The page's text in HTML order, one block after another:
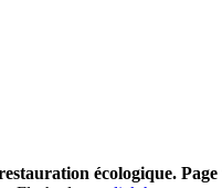
écologique. Page